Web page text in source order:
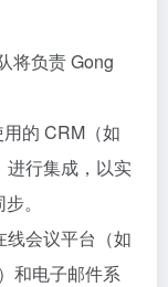
将负责 Gong
的 CRM（如
进行集成，以实
。
线会议平台（如
和电子邮件系